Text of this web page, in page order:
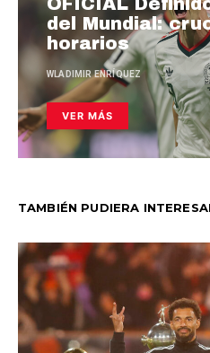
del Mundial:
horarios
WLADIMIR ENRÍQUEZ
VER MÁS
TAMBIÉN PUDIERA